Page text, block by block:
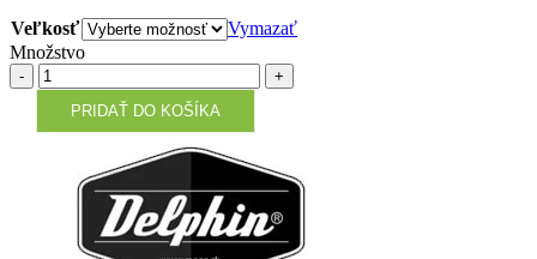
Veľkosť
Vymazať
Množstvo
Množstvo
PRIDAŤ DO KOŠÍKA